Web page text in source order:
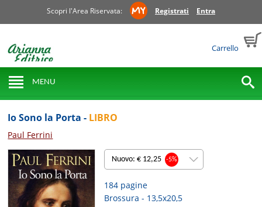
Scopri l'Area Riservata: Registrati Entra
Carrello
MENU
Io Sono la Porta - LIBRO
Paul Ferrini
Nuovo: € 12,25-5%
184 pagine
Brossura - 13,5x20,5